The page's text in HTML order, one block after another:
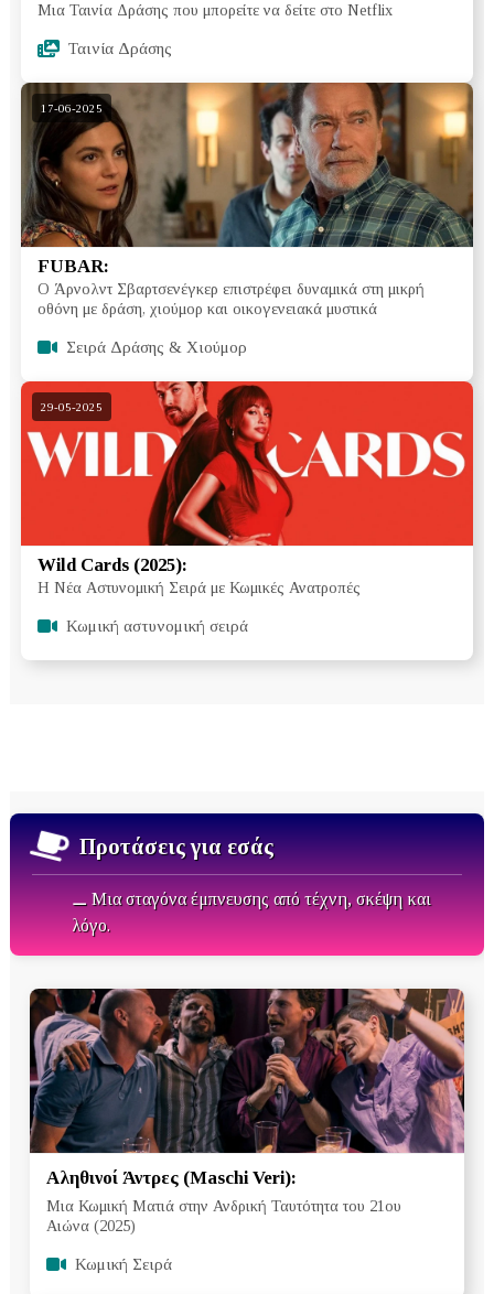
Μια Ταινία Δράσης που μπορείτε να δείτε στο Netflix
Ταινία Δράσης
FUBAR:
Ο Άρνολντ Σβαρτσενέγκερ επιστρέφει δυναμικά στη μικρή
οθόνη με δράση, χιούμορ και οικογενειακά μυστικά
Σειρά Δράσης & Χιούμορ
17-06-2025
Wild Cards (2025):
Η Νέα Αστυνομική Σειρά με Κωμικές Ανατροπές
Κωμική αστυνομική σειρά
29-05-2025
Προτάσεις για εσάς
⚊ Μια σταγόνα έμπνευσης από τέχνη, σκέψη και
λόγο.
Αληθινοί Άντρες (Maschi Veri):
Μια Κωμική Ματιά στην Ανδρική Ταυτότητα του 21ου
Αιώνα (2025)
Κωμική Σειρά